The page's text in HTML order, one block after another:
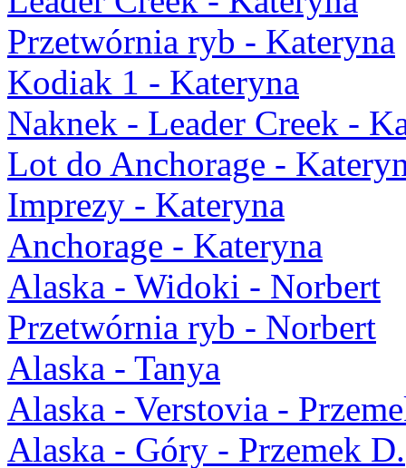
Przetwórnia ryb - Kateryna
Kodiak 1 - Kateryna
Naknek - Leader Creek -
Lot do Anchorage -
Imprezy - Kateryna
Anchorage - Kateryna
Alaska - Widoki - Norbert
Przetwórnia ryb - Norbert
Alaska - Tanya
Alaska - Verstovia -
Alaska - Góry - Przemek D.